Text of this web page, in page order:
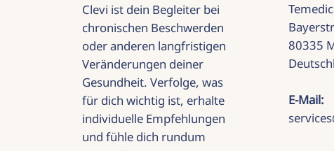
Clevi ist dein Begleiter bei
chronischen Beschwerden
oder anderen langfristigen
Veränderungen deiner
Gesundheit. Verfolge, was
für dich wichtig ist, erhalte
individuelle Empfehlungen
und fühle dich rundum
80335
E-Mail: